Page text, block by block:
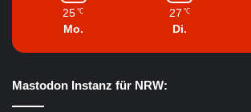
25 ℃
Mo.
27 ℃
Di.
Mastodon Instanz für NRW: